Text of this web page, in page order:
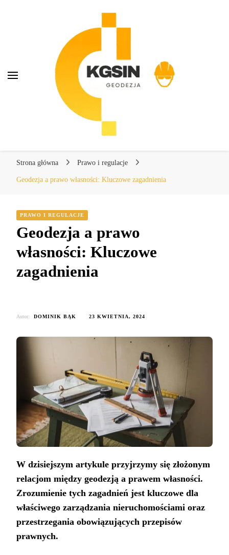
KGSIN Geodezja
Strona główna Prawo i regulacje
Geodezja a prawo własności: Kluczowe zagadnienia
PRAWO I REGULACJE
Geodezja a prawo
własności: Kluczowe
zagadnienia
Autor: DOMINIK BĄK 23 KWIETNIA, 2024
W dzisiejszym artykule przyjrzymy się złożonym
relacjom między geodezją a prawem własności.
Zrozumienie tych zagadnień jest kluczowe dla
właściwego zarządzania nieruchomościami oraz
przestrzegania obowiązujących przepisów
prawnych.